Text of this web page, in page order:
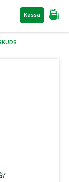
Kassa